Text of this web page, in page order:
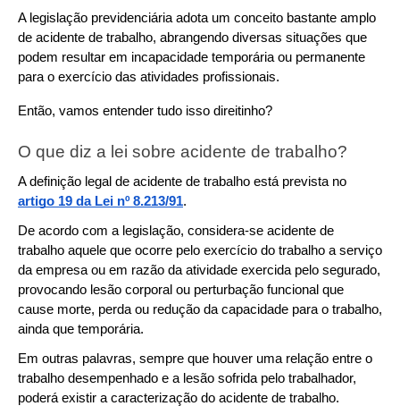
A legislação previdenciária adota um conceito bastante amplo
de acidente de trabalho, abrangendo diversas situações que
podem resultar em incapacidade temporária ou permanente
para o exercício das atividades profissionais.
Então, vamos entender tudo isso direitinho?
O que diz a lei sobre acidente de trabalho?
artigo 19 da Lei nº 8.213/91.
De acordo com a legislação, considera-se acidente de
trabalho aquele que ocorre pelo exercício do trabalho a serviço
da empresa ou em razão da atividade exercida pelo segurado,
provocando lesão corporal ou perturbação funcional que
cause morte, perda ou redução da capacidade para o trabalho,
ainda que temporária.
Em outras palavras, sempre que houver uma relação entre o
trabalho desempenhado e a lesão sofrida pelo trabalhador,
poderá existir a caracterização do acidente de trabalho.